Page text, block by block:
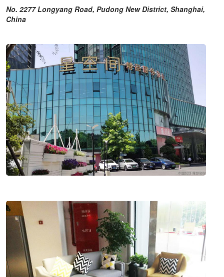
No. 2277 Longyang Road, Pudong New District, Shanghai,
China